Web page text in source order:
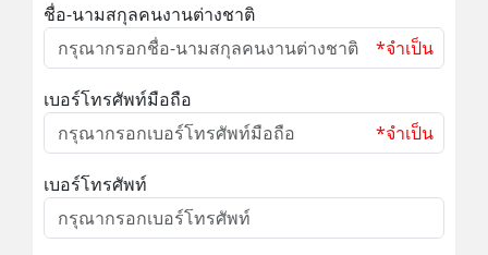
ชื่อ-นามสกุลคนงานต่างชาติ
*จำเป็น
เบอร์โทรศัพท์มือถือ
*จำเป็น
เบอร์โทรศัพท์